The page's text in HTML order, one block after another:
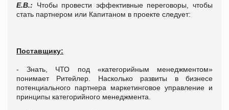
Е.В.: Чтобы провести эффективные переговоры, чтобы
стать партнером или Капитаном в проекте следует:
Поставщику:
- Знать, ЧТО под «категорийным менеджментом»
понимает Ритейлер. Насколько развиты в бизнесе
потенциального партнера маркетинговое управление и
принципы категорийного менеджмента.